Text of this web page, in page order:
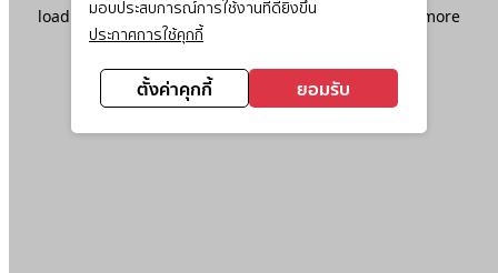
มอบประสบการณ์การใช้งานที่ดียิ่งขึ้น
ประกาศการใช้คุกกี้
ตั้งค่าคุกกี้ ยอมรับ
loadingwww.ktc.co.th(see the browser console
for more
information).